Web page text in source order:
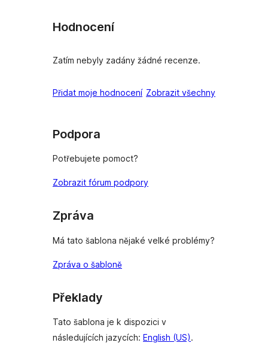
Hodnocení
Zatím nebyly zadány žádné recenze.
Přidat moje hodnocení Zobrazit všechnyrecenze
Podpora
Potřebujete pomoct?
Zobrazit fórum podpory
Zpráva
Má tato šablona nějaké velké problémy?
Zpráva o šabloně
Překlady
Tato šablona je k dispozici v
následujících jazycích: English (US).